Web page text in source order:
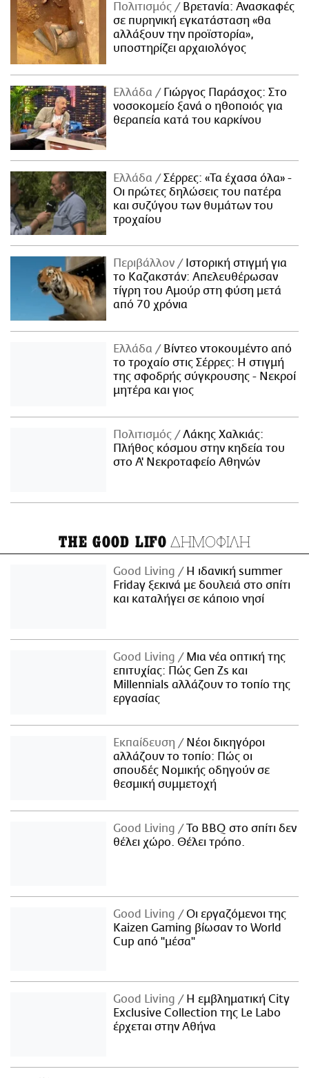
Πολιτισμός
Βρετανία: Ανασκαφές
σε πυρηνική εγκατάσταση «θα
αλλάξουν την προϊστορία»,
υποστηρίζει αρχαιολόγος
Ελλάδα
Γιώργος Παράσχος: Στο
νοσοκομείο ξανά ο ηθοποιός για
θεραπεία κατά του καρκίνου
Ελλάδα
Σέρρες: «Τα έχασα όλα» -
Οι πρώτες δηλώσεις του πατέρα
και συζύγου των θυμάτων του
τροχαίου
Περιβάλλον
Ιστορική στιγμή για
το Καζακστάν: Απελευθέρωσαν
τίγρη του Αμούρ στη φύση μετά
από 70 χρόνια
Ελλάδα
Βίντεο ντοκουμέντο από
το τροχαίο στις Σέρρες: Η στιγμή
της σφοδρής σύγκρουσης - Νεκροί
μητέρα και γιος
Πολιτισμός
Λάκης Χαλκιάς:
Πλήθος κόσμου στην κηδεία του
στο Α' Νεκροταφείο Αθηνών
THE GOOD LIFO ΔΗΜΟΦΙΛΗ
Good Living
Η ιδανική summer
Friday ξεκινά με δουλειά στο σπίτι
και καταλήγει σε κάποιο νησί
Good Living
Μια νέα οπτική της
επιτυχίας: Πώς Gen Zs και
Millennials αλλάζουν το τοπίο της
εργασίας
Εκπαίδευση
Νέοι δικηγόροι
αλλάζουν το τοπίο: Πώς οι
σπουδές Νομικής οδηγούν σε
θεσμική συμμετοχή
Good Living
Το BBQ στο σπίτι δεν
θέλει χώρο. Θέλει τρόπο.
Good Living
Οι εργαζόμενοι της
Kaizen Gaming βίωσαν το World
Cup από "μέσα"
Good Living
Η εμβληματική City
Exclusive Collection της Le Labo
έρχεται στην Αθήνα